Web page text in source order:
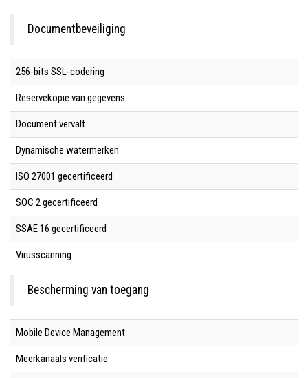
Documentbeveiliging
256-bits SSL-codering
Reservekopie van gegevens
Document vervalt
Dynamische watermerken
ISO 27001 gecertificeerd
SOC 2 gecertificeerd
SSAE 16 gecertificeerd
Virusscanning
Bescherming van toegang
Mobile Device Management
Meerkanaals verificatie